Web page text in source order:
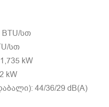
BTU/სთ
სთ
kW
kW
44/36/29 dB(A)